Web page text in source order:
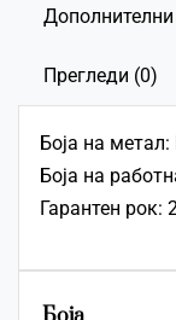
Прегледи (0)
Боја на метал:
Боја на
Гарантен рок: